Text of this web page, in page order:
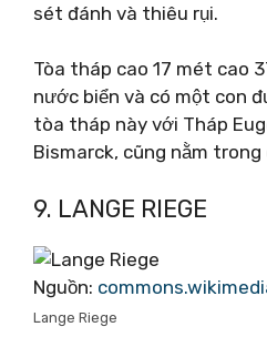
sét đánh và thiêu rụi.
Tòa tháp cao 17 mét cao
nước biển và có một con
tòa tháp này với Tháp
Bismarck, cũng nằm trong
9. LANGE RIEGE
Nguồn:
Lange Riege